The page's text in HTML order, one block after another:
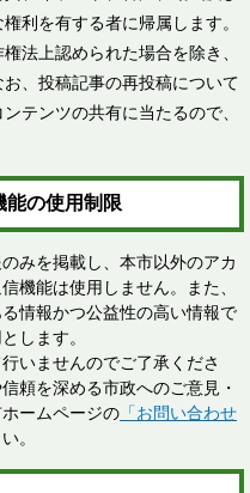
利を有する者に帰属します。
法上認められた場合を除き、
、投稿記事の再投稿について
テンツの共有に当たるので、
能の使用制限​
みを掲載し、本市以外のアカ
機能は使用しません。また、
情報かつ公益性の高い情報で
します。
いませんのでご了承くださ
頼を深める市政へのご意見・
ームページの 「お問い合わせ
。